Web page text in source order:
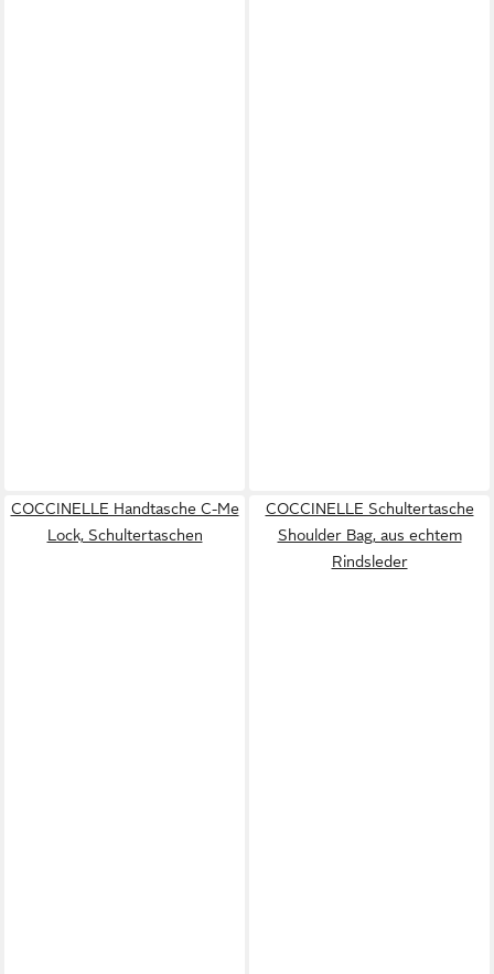
COCCINELLE Handtasche C-Me
Lock, Schultertaschen
COCCINELLE Schultertasche
Shoulder Bag, aus echtem
Rindsleder